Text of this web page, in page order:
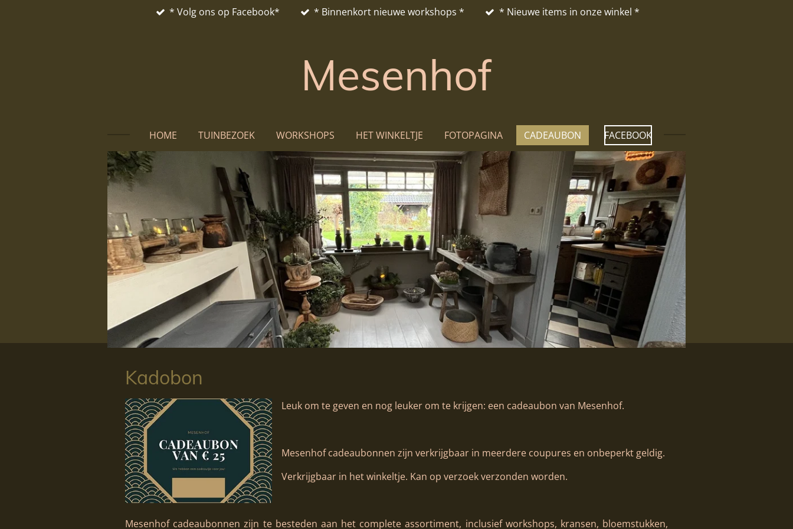
* Volg ons op Facebook* * Binnenkort nieuwe workshops * * Nieuwe items in onze winkel *
Mesenhof
HOME TUINBEZOEK WORKSHOPS HET WINKELTJE FOTOPAGINA CADEAUBON FACEBOOK
Kadobon
Leuk om te geven en nog leuker om te krijgen: een cadeaubon van Mesenhof.
Mesenhof cadeaubonnen zijn verkrijgbaar in meerdere coupures en onbeperkt geldig.
Verkrijgbaar in het winkeltje. Kan op verzoek verzonden worden.
Mesenhof cadeaubonnen zijn te besteden aan het complete assortiment, inclusief workshops, kransen, bloemstukken,